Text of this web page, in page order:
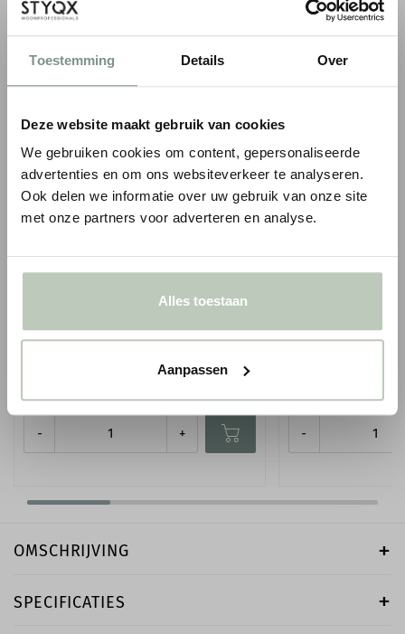
Toestemming Details Over
Deze website maakt gebruik van cookies
We gebruiken cookies om content, gepersonaliseerde
advertenties en om ons websiteverkeer te analyseren.
Ook delen we informatie over uw gebruik van onze site
met onze partners voor adverteren en analyse.
Alles toestaan
Aanpassen
900+
Persoonlijkadvies op maat
COMBINEER MET VERF & SIERLIJSTEN
ORAC WANDLIJST PX103
incl. BTW
- +
ORAC WANDLIJST
-
OMSCHRIJVING
SPECIFICATIES